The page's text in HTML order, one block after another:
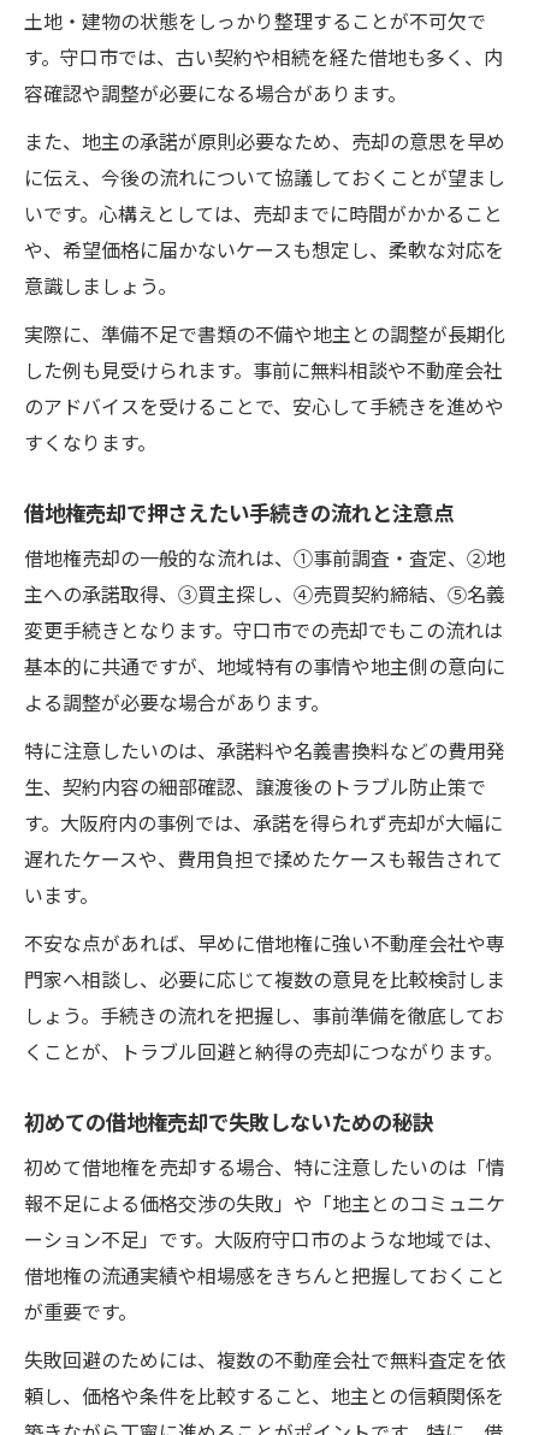
借地権売却で失敗しやすい書類不備を防ぐ
方法
借地権売却に必要な法的手続きの基礎知識
借地権売却で起こりやすいトラブル事例と
対策
借地権売却手続きの流れと安全に進めるコ
ツ
借地権売却の相場を知るための情報収集法
借地権売却価格の決まり方と評価ポイント
借地権売却で査定額を高める工夫と実例
借地権売却時に参考になる価格交渉のポイ
ント
借地権専門の相談先を活用した安心売却法
借地権売却時の専門相談先選びと利用のコ
ツ
借地権に強い不動産会社の活用方法を紹介
借地権売却で相談すべき内容と準備のポイ
ント
借地権売却の専門家によるトラブル防止策
借地権売却の無料相談を賢く使うメリット
土地・建物の状態をしっかり整理することが不可欠で
す。守口市では、古い契約や相続を経た借地も多く、内
容確認や調整が必要になる場合があります。
また、地主の承諾が原則必要なため、売却の意思を早め
に伝え、今後の流れについて協議しておくことが望まし
いです。心構えとしては、売却までに時間がかかること
や、希望価格に届かないケースも想定し、柔軟な対応を
意識しましょう。
実際に、準備不足で書類の不備や地主との調整が長期化
した例も見受けられます。事前に無料相談や不動産会社
のアドバイスを受けることで、安心して手続きを進めや
すくなります。
借地権売却で押さえたい手続きの流れと注意点
借地権売却の一般的な流れは、①事前調査・査定、②地
主への承諾取得、③買主探し、④売買契約締結、⑤名義
変更手続きとなります。守口市での売却でもこの流れは
基本的に共通ですが、地域特有の事情や地主側の意向に
よる調整が必要な場合があります。
特に注意したいのは、承諾料や名義書換料などの費用発
生、契約内容の細部確認、譲渡後のトラブル防止策で
す。大阪府内の事例では、承諾を得られず売却が大幅に
遅れたケースや、費用負担で揉めたケースも報告されて
います。
不安な点があれば、早めに借地権に強い不動産会社や専
門家へ相談し、必要に応じて複数の意見を比較検討しま
しょう。手続きの流れを把握し、事前準備を徹底してお
くことが、トラブル回避と納得の売却につながります。
初めての借地権売却で失敗しないための秘訣
初めて借地権を売却する場合、特に注意したいのは「情
報不足による価格交渉の失敗」や「地主とのコミュニケ
ーション不足」です。大阪府守口市のような地域では、
借地権の流通実績や相場感をきちんと把握しておくこと
が重要です。
失敗回避のためには、複数の不動産会社で無料査定を依
頼し、価格や条件を比較すること、地主との信頼関係を